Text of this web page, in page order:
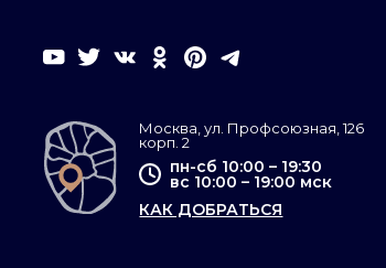
Москва, ул. Профсоюзная, 126
корп. 2
пн-сб 10:00 – 19:30
вс 10:00 – 19:00 мск
КАК ДОБРАТЬСЯ